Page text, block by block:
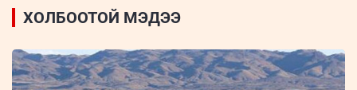
ХОЛБООТОЙ МЭДЭЭ